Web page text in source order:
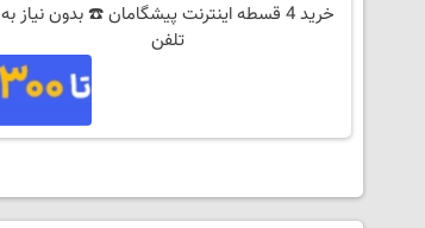
خرید 4 قسطه اینترنت پیشگامان ☎️ بدون نیاز به
تلفن